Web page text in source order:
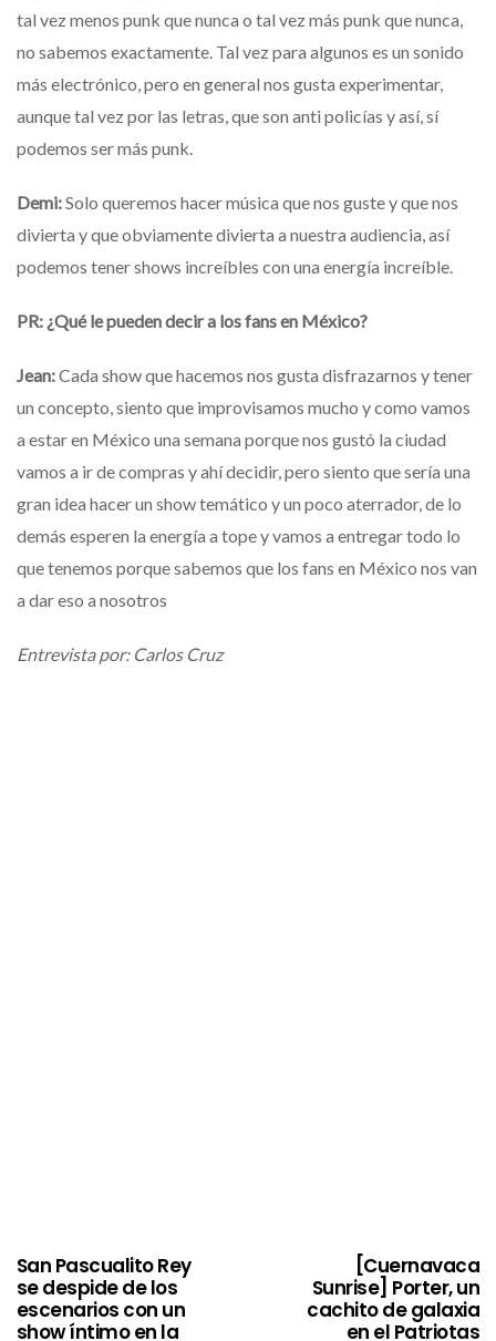
tal vez menos punk que nunca o tal vez más punk que nunca,
no sabemos exactamente. Tal vez para algunos es un sonido
más electrónico, pero en general nos gusta experimentar,
aunque tal vez por las letras, que son anti policías y así, sí
podemos ser más punk.
Demi:Solo queremos hacer música que nos guste y que nos
divierta y que obviamente divierta a nuestra audiencia, así
podemos tener shows increíbles con una energía increíble.
PR: ¿Qué le pueden decir a los fans en México?
Jean:Cada show que hacemos nos gusta disfrazarnos y tener
un concepto, siento que improvisamos mucho y como vamos
a estar en México una semana porque nos gustó la ciudad
vamos a ir de compras y ahí decidir, pero siento que sería una
gran idea hacer un show temático y un poco aterrador, de lo
demás esperen la energía a tope y vamos a entregar todo lo
que tenemos porque sabemos que los fans en México nos van
a dar eso a nosotros
Entrevista por: Carlos Cruz
San Pascualito Rey
se despide de los
escenarios con un
show íntimo en la
[Cuernavaca
Sunrise] Porter, un
cachito de galaxia
en el Patriotas